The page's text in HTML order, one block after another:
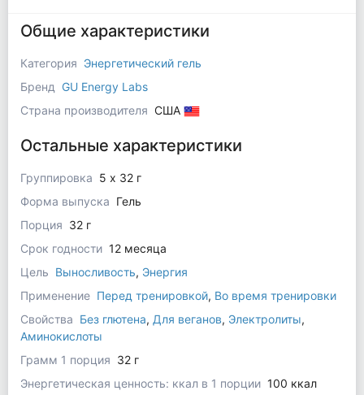
Общие характеристики
Категория Энергетический гель
Бренд
GU Energy Labs
Страна производителя США
Остальные характеристики
Группировка 5 x 32 г
Форма выпуска Гель
Порция 32 г
Срок годности 12 месяца
Цель Выносливость, Энергия
Применение Перед тренировкой, Во время тренировки
Свойства Без глютена, Для веганов, Электролиты,
Аминокислоты
Грамм 1 порция 32 г
Энергетическая ценность: ккал в 1 порции 100 ккал